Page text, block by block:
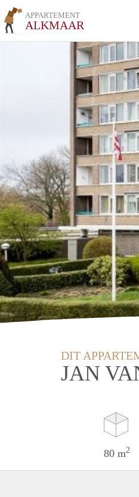
APPARTEMENT
ALKMAAR
DIT
JAN
80 m2